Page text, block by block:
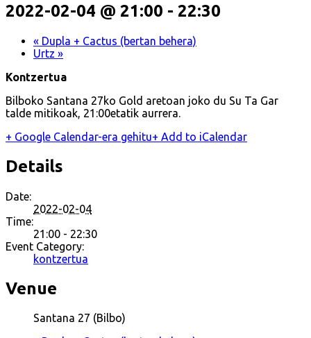
2022-02-04 @ 21:00 - 22:30
« Dupla + Cactus (bertan behera)
Urtz »
Kontzertua
Bilboko Santana 27ko Gold aretoan joko du Su Ta Gar
talde mitikoak, 21:00etatik aurrera.
+ Google Calendar-era gehitu+ Add to iCalendar
Details
Date:
2022-02-04
Time:
21:00 - 22:30
Event Category:
kontzertua
Venue
Santana 27 (Bilbo)